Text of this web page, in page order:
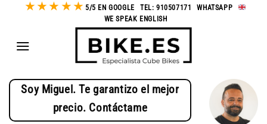
★★ ★ ★★ 5/5 EN GOOGLE TEL: 910507171 -WHATSAPP
WE SPEAK ENGLISH
Soy Miguel. Te garantizo el mejor
precio. Contáctame